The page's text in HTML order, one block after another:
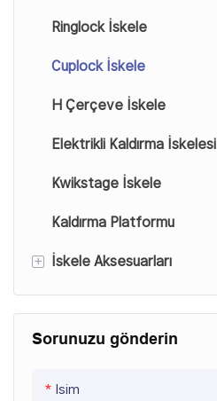
Ringlock İskele
Cuplock İskele
H Çerçeve İskele
Elektrikli Kaldırma İskelesi
Kwikstage İskele
Kaldırma Platformu
+ İskele Aksesuarları
İskele Taban Krikosu
İskele Bağlayıcı
Sorunuzu gönderin
Isim